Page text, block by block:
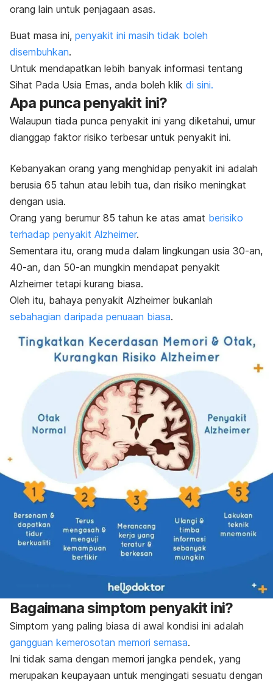
orang lain untuk penjagaan asas.
Buat masa ini, penyakit ini masih tidak boleh
disembuhkan.
Untuk mendapatkan lebih banyak informasi tentang
Sihat Pada Usia Emas, anda boleh klik di sini.
Apa punca penyakit ini?
Walaupun tiada punca penyakit ini yang diketahui, umur
dianggap faktor risiko terbesar untuk penyakit ini.
Kebanyakan orang yang menghidap penyakit ini adalah
berusia 65 tahun atau lebih tua, dan risiko meningkat
dengan usia.
Orang yang berumur 85 tahun ke atas amat berisiko
terhadap penyakit Alzheimer.
Sementara itu, orang muda dalam lingkungan usia 30-an,
40-an, dan 50-an mungkin mendapat penyakit
Alzheimer tetapi kurang biasa.
Oleh itu, bahaya penyakit Alzheimer bukanlah
sebahagian daripada penuaan biasa.
Bagaimana simptom penyakit ini?
Simptom yang paling biasa di awal kondisi ini adalah
gangguan kemerosotan memori semasa.
Ini tidak sama dengan memori jangka pendek, yang
merupakan keupayaan untuk mengingati sesuatu dengan